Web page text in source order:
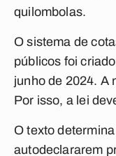
quilombolas.
O sistema de
públicos foi
junho de 2024. A
Por isso, a lei
O texto
autodeclararem